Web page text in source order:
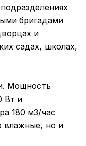
бригадами
и
садах, школах,
Мощность
Вт и
180 м3/час
влажные, но и